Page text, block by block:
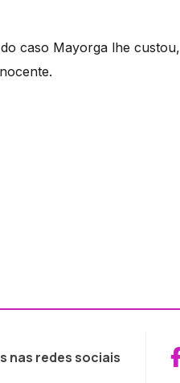
caso Mayorga lhe
nas redes sociais